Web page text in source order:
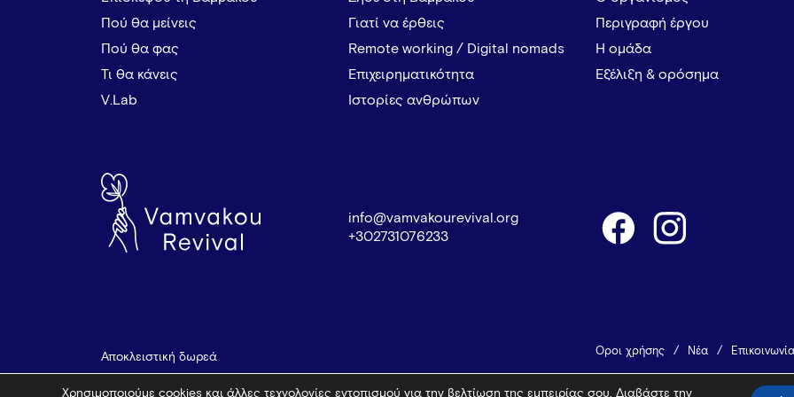
Πού θα μείνεις
Πού θα φας
Τι θα κάνεις
V.Lab
Γιατί να έρθεις
Remote working / Digital nomads
Επιχειρηματικότητα
Ιστορίες ανθρώπων
Περιγραφή έργου
Η ομάδα
Εξέλιξη & ορόσημα
info@vamvakourevival.org
+302731076233
Αποκλειστική δωρεά Όροι χρήσης Νέα Επικοινωνία
Χρησιμοποιούμε cookies και άλλες τεχνολογίες εντοπισμού για την βελτίωση της εμπειρίας σου. Διαβάστε την